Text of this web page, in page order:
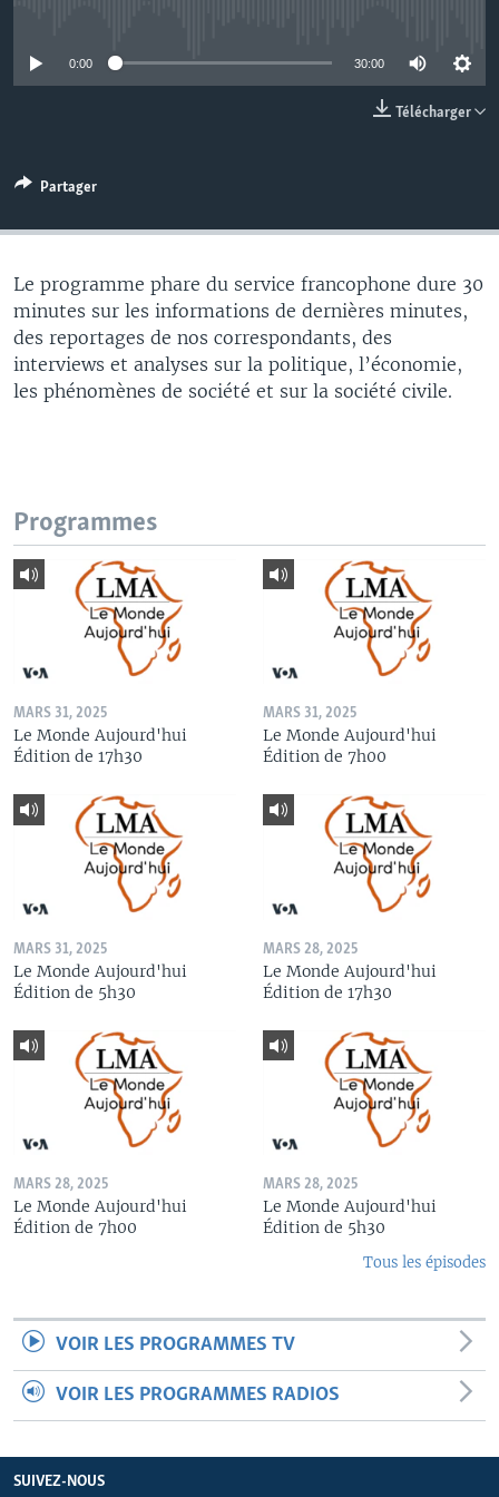
0:00 30:00
Télécharger
Partager
Le programme phare du service francophone dure 30
minutes sur les informations de dernières minutes,
des reportages de nos correspondants, des
interviews et analyses sur la politique, l’économie,
les phénomènes de société et sur la société civile.
Programmes
MARS 31, 2025
Le Monde Aujourd'hui
Édition de 17h30
MARS 31, 2025
Le Monde Aujourd'hui
Édition de 7h00
MARS 31, 2025
Le Monde Aujourd'hui
Édition de 5h30
MARS 28, 2025
Le Monde Aujourd'hui
Édition de 17h30
MARS 28, 2025
Le Monde Aujourd'hui
Édition de 7h00
MARS 28, 2025
Le Monde Aujourd'hui
Édition de 5h30
Tous les épisodes
VOIR LES PROGRAMMES TV
VOIR LES PROGRAMMES RADIOS
SUIVEZ-NOUS